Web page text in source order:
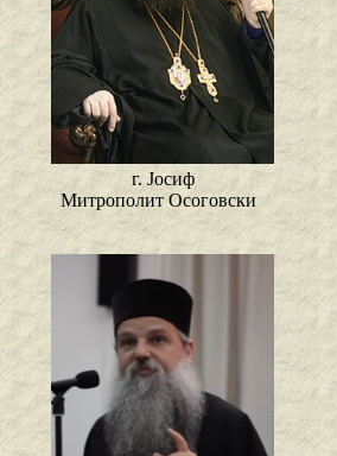
г. Јосиф
Митрополит Осоговски